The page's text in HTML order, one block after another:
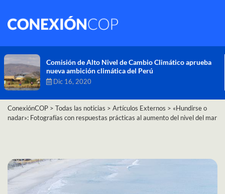
Comisión de Alto Nivel de Cambio Climático aprueba
nueva ambición climática del Perú
Dic 16, 2020
ConexiónCOP > Todas las noticias > Artículos Externos > «Hundirse o
nadar»: Fotografías con respuestas prácticas al aumento del nivel del mar